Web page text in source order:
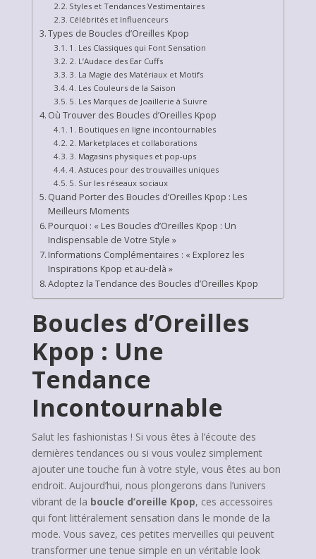
Styles et Tendances Vestimentaires
Célébrités et Influenceurs
Types de Boucles d’Oreilles Kpop
1. Les Classiques qui Font Sensation
2. L’Audace des Ear Cuffs
3. La Magie des Matériaux et Motifs
4. Les Couleurs de la Saison
5. Les Marques de Joaillerie à Suivre
Où Trouver des Boucles d’Oreilles Kpop
1. Boutiques en ligne incontournables
2. Marketplaces et collaborations
3. Magasins physiques et pop-ups
4. Astuces pour des trouvailles uniques
5. Sur les réseaux sociaux
Quand Porter des Boucles d’Oreilles Kpop : Les
Meilleurs Moments
Pourquoi : « Les Boucles d’Oreilles Kpop : Un
Indispensable de Votre Style »
Informations Complémentaires : « Explorez les
Inspirations Kpop et au-delà »
Adoptez la Tendance des Boucles d’Oreilles Kpop
Boucles d’Oreilles
Kpop : Une
Tendance
Incontournable
Salut les fashionistas ! Si vous êtes à l’écoute des
dernières tendances ou si vous voulez simplement
ajouter une touche fun à votre style, vous êtes au bon
endroit. Aujourd’hui, nous plongerons dans l’univers
vibrant de la boucle d’oreille Kpop, ces accessoires
qui font littéralement sensation dans le monde de la
mode. Vous savez, ces petites merveilles qui peuvent
transformer une tenue simple en un véritable look